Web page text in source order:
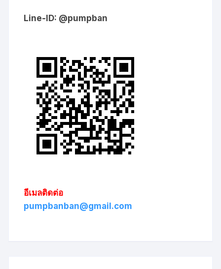
Line-ID: @pumpban
อีเมลติดต่อ
pumpbanban@gmail.com